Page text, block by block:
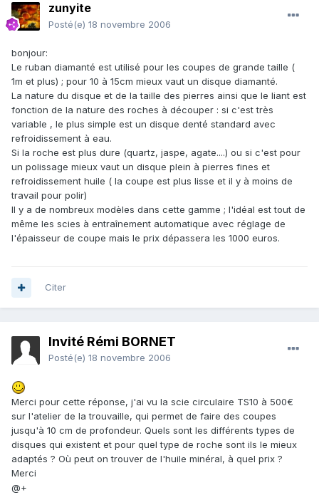
zunyite
Posté(e) 18 novembre 2006
bonjour:
Le ruban diamanté est utilisé pour les coupes de grande taille (
1m et plus) ; pour 10 à 15cm mieux vaut un disque diamanté.
La nature du disque et de la taille des pierres ainsi que le liant est
fonction de la nature des roches à découper : si c'est très
variable , le plus simple est un disque denté standard avec
refroidissement à eau.
Si la roche est plus dure (quartz, jaspe, agate....) ou si c'est pour
un polissage mieux vaut un disque plein à pierres fines et
refroidissement huile ( la coupe est plus lisse et il y à moins de
travail pour polir)
Il y a de nombreux modèles dans cette gamme ; l'idéal est tout de
même les scies à entraînement automatique avec réglage de
l'épaisseur de coupe mais le prix dépassera les 1000 euros.
Citer
Invité Rémi BORNET
Posté(e) 18 novembre 2006
Merci pour cette réponse, j'ai vu la scie circulaire TS10 à 500€
sur l'atelier de la trouvaille, qui permet de faire des coupes
jusqu'à 10 cm de profondeur. Quels sont les différents types de
disques qui existent et pour quel type de roche sont ils le mieux
adaptés ? Où peut on trouver de l'huile minéral, à quel prix ?
Merci
@+